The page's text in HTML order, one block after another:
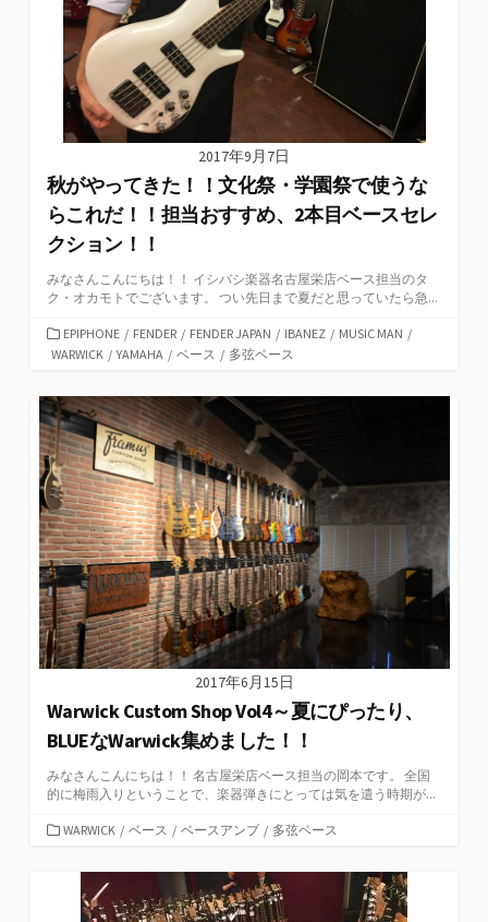
2017年9月7日
秋がやってきた！！文化祭・学園祭で使うな
らこれだ！！担当おすすめ、2本目ベースセレ
クション！！
みなさんこんにちは！！ イシバシ楽器名古屋栄店ベース担当のタ
ク・オカモトでございます。 つい先日まで夏だと思っていたら急...
カ
テ
リ
ー
EPIPHONE / FENDER / FENDER JAPAN / IBANEZ / MUSIC MAN /
WARWICK / YAMAHA / ベース / 多弦ベース
2017年6月15日
Warwick Custom Shop Vol4～夏にぴったり、
BLUEなWarwick集めました！！
みなさんこんにちは！！ 名古屋栄店ベース担当の岡本です。 全国
的に梅雨入りということで、楽器弾きにとっては気を遣う時期が...
カWARWICK / ベース / ベースアンプ / 多弦ベース